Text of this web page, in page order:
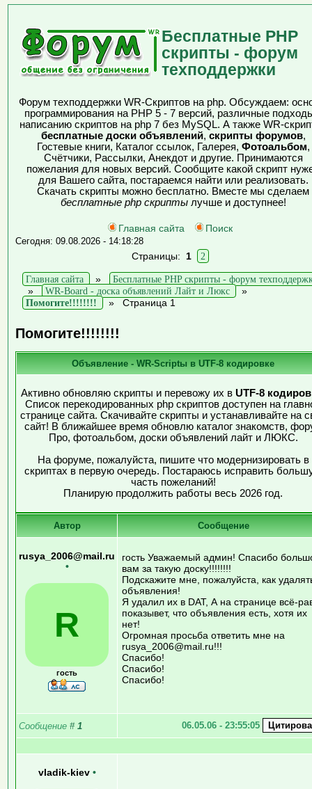
Бесплатные PHP
скрипты - форум
техподдержки
Форум техподдержки WR-Скриптов на php. Обсуждаем:
программирования на PHP 5 - 7 версий, различные
написанию скриптов на php 7 без MySQL. А также WR-
бесплатные доски объявлений, скрипты форумов,
Гостевые книги, Каталог ссылок, Галерея, Фотоальбом,
Счётчики, Рассылки, Анекдот и другие. Принимаются
пожелания для новых версий. Сообщите какой скрипт
для Вашего сайта, постараемся найти или реализовать.
Скачать скрипты можно бесплатно. Вместе мы сделаем
бесплатные php скриптылучше и доступнее!
Главная сайта Поиск
Сегодня: 09.08.2026 - 14:18:28
Страницы: 1 2
Главная сайта »
Бесплатные PHP скрипты - форум
»
WR-Board - доска объявлений Лайт и Люкс
»
Помогите!!!!!!!!
» Страница 1
Помогите!!!!!!!!
Объявление - WR-Scriptы в UTF-8 кодировке
Активно обновляю скрипты и перевожу их в UTF-8
Список перекодированных php скриптов доступен на
странице сайта. Скачивайте скрипты и устанавливайте на
сайт! В ближайшее время обновлю каталог знакомств,
Про, фотоальбом, доски объявлений лайт и ЛЮКС.
На форуме, пожалуйста, пишите что модернизировать в
скриптах в первую очередь. Постараюсь исправить
часть пожеланий!
Планирую продолжить работы весь 2026 год.
Автор Сообщение
rusya_2006@mail.ru
•
R
гость
гость Уважаемый админ! Спасибо
вам за такую доску!!!!!!!!
Подскажите мне, пожалуйста, как
объявления!
Я удалил их в DAT, А на странице всё-
показывет, что объявления есть, хотя их
нет!
Огромная просьба ответить мне на
rusya_2006@mail.ru!!!
Спасибо!
Спасибо!
Спасибо!
Сообщение # 1 06.05.06 - 23:55:05
vladik-kiev •